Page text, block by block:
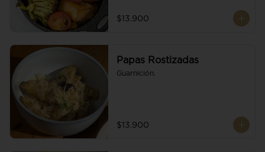
$13.900
Papas Rostizadas
Guarnición.
$13.900